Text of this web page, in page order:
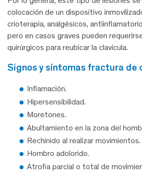
colocación de un dispositivo
crioterapia, analgésicos,
pero en casos graves pueden
quirúrgicos para reubicar la clavícula.
signos y síntomas fractura de
Inflamación.
Hipersensibilidad.
Moretones.
Abultamiento en la zona del
Rechinido al realizar movimientos.
Hombro adolorido.
Atrofia parcial o total de